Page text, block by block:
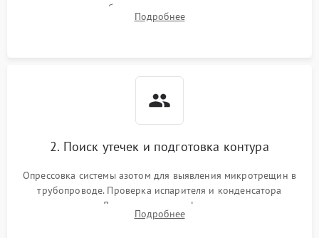
1000 ₽
1800 ₽
сопротивления обмоток мотора, проверка термостата и
считывание кодов ошибок с электронного дисплея.
Подробнее
2. Поиск утечек и подготовка контура
Опрессовка системы азотом для выявления микротрещин в
трубопроводе. Проверка испарителя и конденсатора
течеискателем. Демонтаж старого фильтра-осушителя и
продувка капиллярной трубки для устранения засоров.
Подробнее